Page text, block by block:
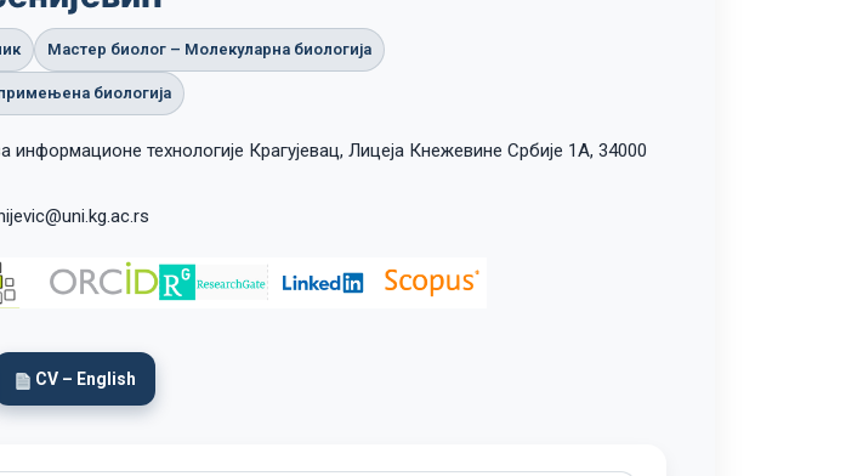
Мастер биолог – Молекуларна биологија
биологија
информационе технологије Крагујевац, Лицеја Кнежевине Србије 1А, 34000
CV – English
Lost your password?